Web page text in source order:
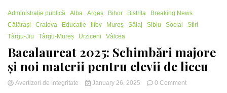
Administrație publică Alba Argeș Bihor Bistrița
Breaking News
Călărași
Craiova Educatie Ilfov Mureș Sălaj Sibiu Social
Stiri
Târgu-Jiu
Târgu-Mureș Urziceni Vâlcea
Bacalaureat 2025: Schimbări majore
și noi materii pentru elevii de liceu
Avertizori de Integritate January 26, 2025 0 Commenton